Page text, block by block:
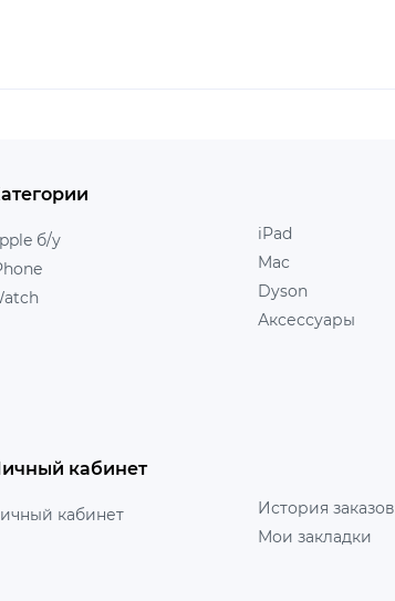
б/у
iPad
Mac
Dyson
Аксессуары
кабинет
кабинет
История заказов
Мои закладки